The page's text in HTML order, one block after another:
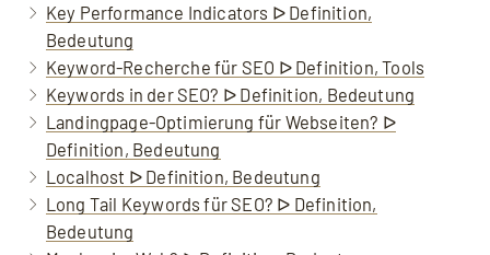
Key Performance Indicators ᐅ Definition,
Bedeutung
Keyword-Recherche für SEO ᐅ Definition, Tools
Keywords in der SEO? ᐅ Definition, Bedeutung
Landingpage-Optimierung für Webseiten? ᐅ
Definition, Bedeutung
Localhost ᐅ Definition, Bedeutung
Long Tail Keywords für SEO? ᐅ Definition,
Bedeutung